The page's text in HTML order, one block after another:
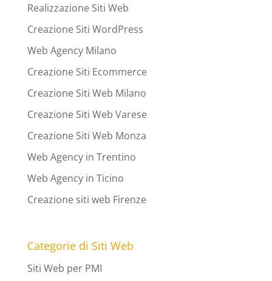
Realizzazione Siti Web
Creazione Siti WordPress
Web Agency Milano
Creazione Siti Ecommerce
Creazione Siti Web Milano
Creazione Siti Web Varese
Creazione Siti Web Monza
Web Agency in Trentino
Web Agency in Ticino
Creazione siti web Firenze
Categorie di Siti Web
Siti Web per PMI